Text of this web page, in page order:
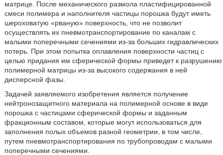
матрице. После механического размола пластифицированной
смеси полимера и наполнителя частицы порошка будут иметь
шероховатую «рваную» поверхность, что не позволит
осуществлять их пневмотранспортирование по каналам с
малыми поперечными сечениями из-за больших гидравлических
потерь. При этом попытка оплавления поверхности частиц с
целью придания им сферической формы приведет к разрушению
полимерной матрицы из-за высокого содержания в ней
дисперсной фазы.
Задачей заявляемого изобретения является получение
нейтронозащитного материала на полимерной основе в виде
порошка с частицами сферической формы и заданным
фракционным составом, которые могут использоваться для
заполнения полых объемов разной геометрии, в том числе,
путем пневмотранспортирования по трубопроводам с малыми
поперечными сечениями.